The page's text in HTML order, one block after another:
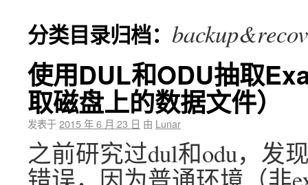
分类目录归档：
使用DUL和ODU抽取
取磁盘上的数据文件）
发表于2015 年 6 月 23 日 由 Lunar
之前研究过dul和odu，发